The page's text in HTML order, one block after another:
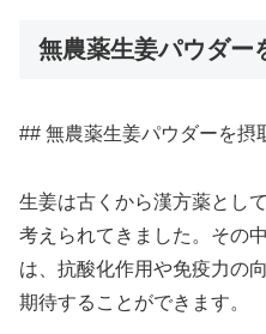
無農薬生姜パウダー
## 無農薬生姜パウダーを摂
生姜は古くから漢方薬とし
考えられてきました。その
は、抗酸化作用や免疫力の
期待することができます。